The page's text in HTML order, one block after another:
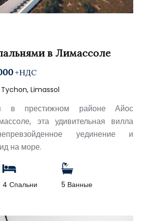
в Лимассоле
+НДС
Limassol
в престижном районе Айос
эта удивительная вилла
уединение и
на море.
4 Спальни 5 Ванные